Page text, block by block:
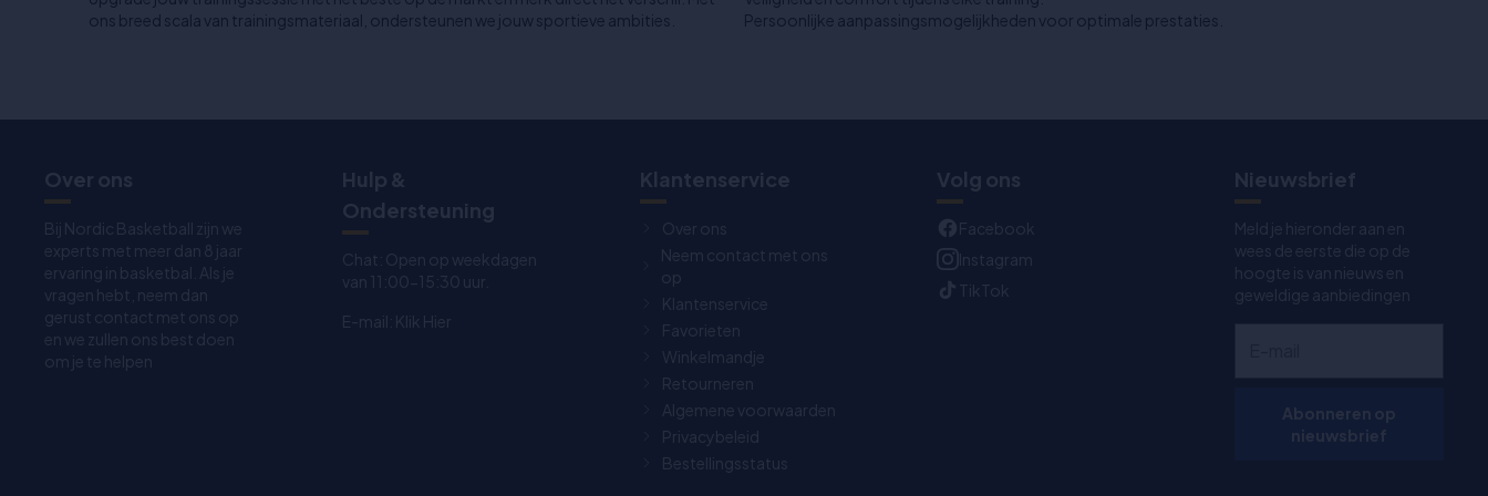
ons breed scala van trainingsmateriaal, ondersteunen we jouw sportieve ambities.
Persoonlijke aanpassingsmogelijkheden voor optimale prestaties.
Over ons
Bij Nordic Basketball zijn we
experts met meer dan 8 jaar
ervaring in basketbal. Als je
vragen hebt, neem dan
gerust contact met ons op
en we zullen ons best doen
om je te helpen
Hulp &
Ondersteuning
Chat: Open op weekdagen
van 11:00-15:30 uur.
E-mail: Klik Hier
Klantenservice
Over ons
Neem contact met ons
op
Klantenservice
Favorieten
Winkelmandje
Retourneren
Algemene voorwaarden
Privacybeleid
Bestellingsstatus
Volg ons
Facebook
Instagram
TikTok
Nieuwsbrief
Meld je hieronder aan en
wees de eerste die op de
hoogte is van nieuws en
geweldige aanbiedingen